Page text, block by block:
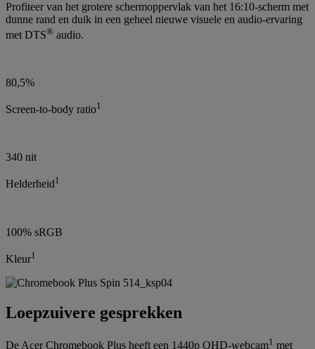
Profiteer van het grotere schermoppervlak van het 16:10-scherm met
dunne rand en duik in een geheel nieuwe visuele en audio-ervaring
met DTS® audio.
80,5%
Screen-to-body ratio1
340 nit
Helderheid1
100% sRGB
Kleur1
Loepzuivere gesprekken
De Acer Chromebook Plus heeft een 1440p QHD-webcam1 met